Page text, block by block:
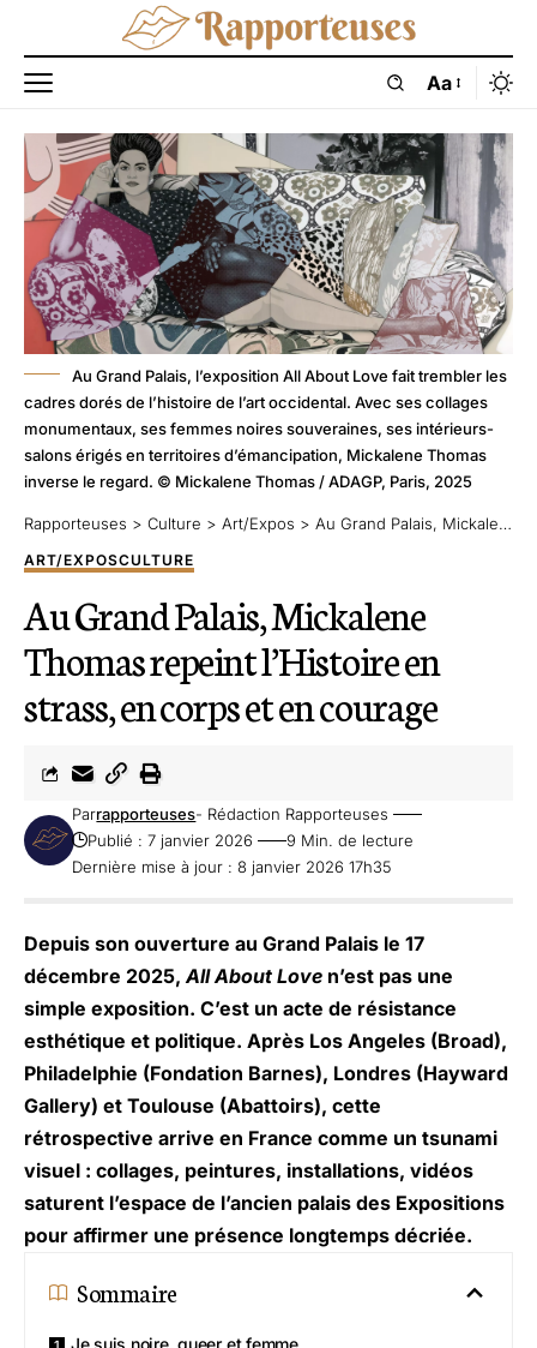
Aa
Au Grand Palais, l’exposition All About Love fait trembler les
cadres dorés de l’histoire de l’art occidental. Avec ses collages
monumentaux, ses femmes noires souveraines, ses intérieurs-
salons érigés en territoires d’émancipation, Mickalene Thomas
inverse le regard. © Mickalene Thomas / ADAGP, Paris, 2025
Rapporteuses > Culture > Art/Expos > Au Grand Palais, Mickalene Thomas repeint l’Histoire en strass, en corps et en courage
ART/EXPOSCULTURE
Au Grand Palais, Mickalene
Thomas repeint l’Histoire en
strass, en corps et en courage
Dernière mise à jour : 8 janvier 2026 17h35
Parrapporteuses- Rédaction Rapporteuses
Publié : 7 janvier 2026
9 Min. de lecture
Depuis son ouverture au Grand Palais le 17
décembre 2025,All About Love n’est pas une
simple exposition. C’est un acte de résistance
esthétique et politique. Après Los Angeles (Broad),
Philadelphie (Fondation Barnes), Londres (Hayward
Gallery) et Toulouse (Abattoirs), cette
rétrospective arrive en France comme un tsunami
visuel : collages, peintures, installations, vidéos
saturent l’espace de l’ancien palais des Expositions
pour affirmer une présence longtemps décriée.
Sommaire